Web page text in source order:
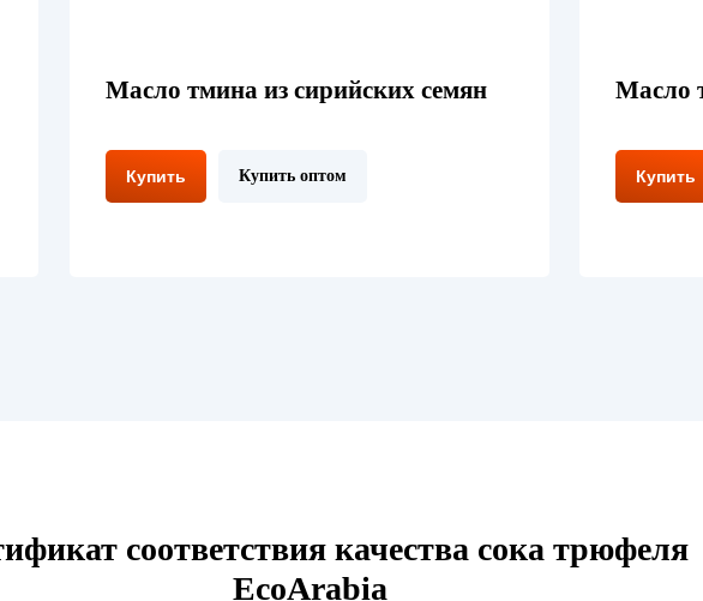
Масло тмина из сирийских семян
Купить Купить оптом
Масло
Купить
соответствия качества сока трюфеля
EcoArabia